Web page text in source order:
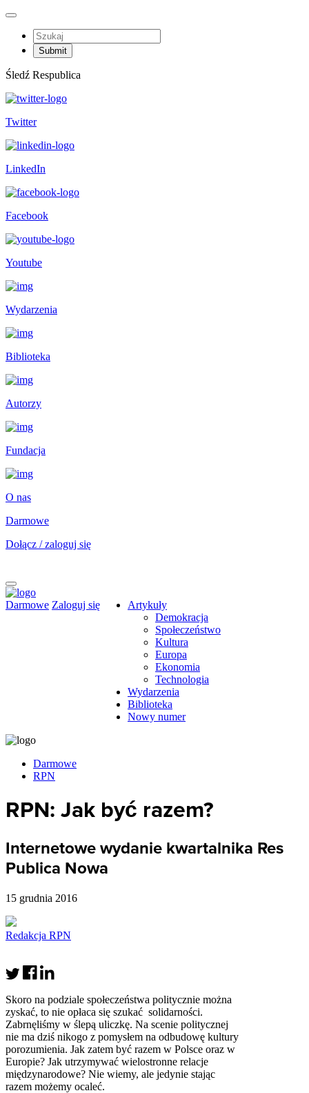
Śledź Respublica
Twitter
LinkedIn
Facebook
Youtube
Wydarzenia
Biblioteka
Autorzy
Fundacja
O nas
Darmowe
Dołącz / zaloguj się
Darmowe Zaloguj się
Artykuły
Demokracja
Społeczeństwo
Kultura
Europa
Ekonomia
Technologia
Wydarzenia
Biblioteka
Nowy numer
Darmowe
RPN
RPN: Jak być razem?
Internetowe wydanie kwartalnika Res
Publica Nowa
15 grudnia 2016
Redakcja RPN
Skoro na podziale społeczeństwa politycznie można
zyskać, to nie opłaca się szukać solidarności.
Zabrnęliśmy w ślepą uliczkę. Na scenie politycznej
nie ma dziś nikogo z pomysłem na odbudowę kultury
porozumienia. Jak zatem być razem w Polsce oraz w
Europie? Jak utrzymywać wielostronne relacje
międzynarodowe? Nie wiemy, ale jedynie stając
razem możemy ocaleć.